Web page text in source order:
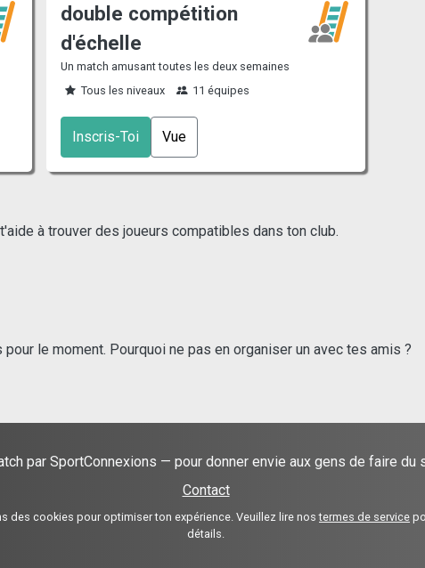
double compétition
d'échelle
Un match amusant toutes les deux semaines
Tous les niveaux
11 équipes
Inscris-Toi Vue
à trouver des joueurs compatibles dans ton club.
le moment. Pourquoi ne pas en organiser un avec tes amis ?
par SportConnexions — pour donner envie aux gens de faire du
Contact
des cookies pour optimiser ton expérience. Veuillez lire nostermes de service
détails.